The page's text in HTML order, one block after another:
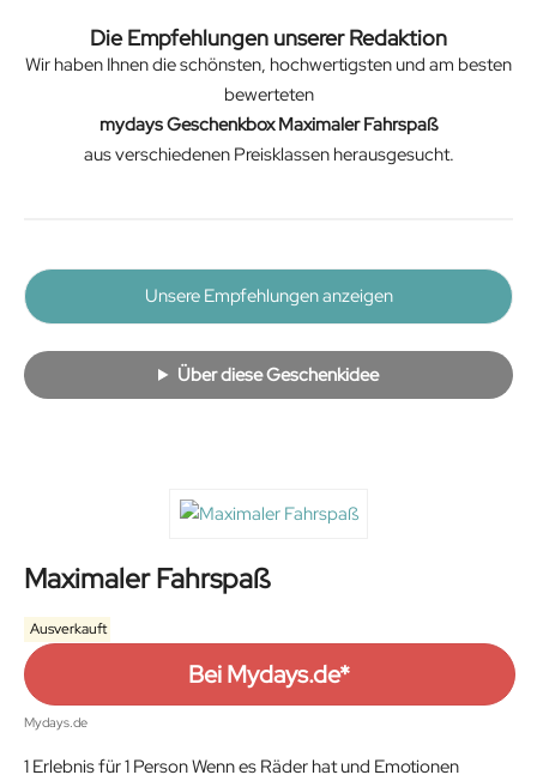
Die Empfehlungen unserer Redaktion
Wir haben Ihnen die schönsten, hochwertigsten und am besten
bewerteten
mydays Geschenkbox Maximaler Fahrspaß
aus verschiedenen Preisklassen herausgesucht.
Unsere Empfehlungen anzeigen
Über diese Geschenkidee
Maximaler Fahrspaß
Ausverkauft
Bei Mydays.de*
Mydays.de
1 Erlebnis für 1 Person Wenn es Räder hat und Emotionen